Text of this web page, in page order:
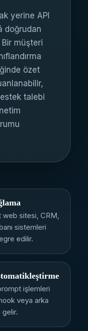
yerine API
doğrudan
müşteri
özet
talebi
web sitesi, CRM,
sistemleri
edilir.
işlemleri
veya arka